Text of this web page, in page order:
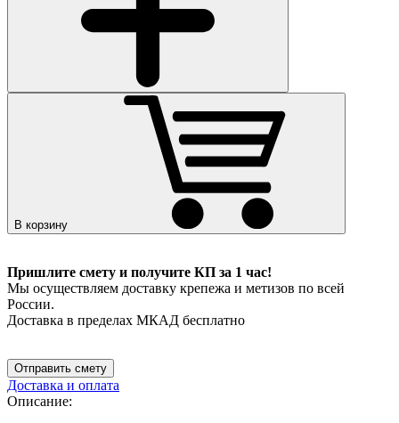
В корзину
Пришлите смету и получите КП за 1 час!
Мы осуществляем доставку крепежа и метизов по всей
России.
Доставка в пределах МКАД бесплатно
Отправить смету
Доставка и оплата
Описание: